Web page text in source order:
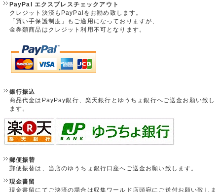
PayPal エクスプレスチェックアウト
クレジット決済もPayPalをお勧め致します。
「買い手保護制度」もご適用になっておりますが、
金券類商品はクレジット利用不可となります。
銀行振込
商品代金はPayPay銀行、楽天銀行とゆうちょ銀行へご送金お願い致し
ます。
郵便振替
郵便振替は、当店のゆうちょ銀行口座へご送金お願い致します。
現金書留
現金書留にてご決済の場合は収集ワールド店頭宛にご送付お願い致しま